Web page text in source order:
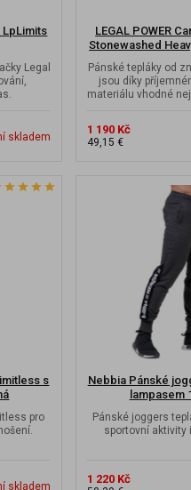
LpLimits
Legal
skladem
LEGAL POWER
Stonewashed
Pánské tepláky od
jsou díky
materiálu vhodné
1 190 Kč
49,15 €
s
pro
skladem
Nebbia Pánské
lampasem
Pánské joggers
sportovní aktivity
1 220 Kč